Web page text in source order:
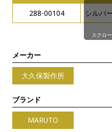
288-00104
シルバ
スクロ
メーカー
大久保製作所
ブランド
MARUTO